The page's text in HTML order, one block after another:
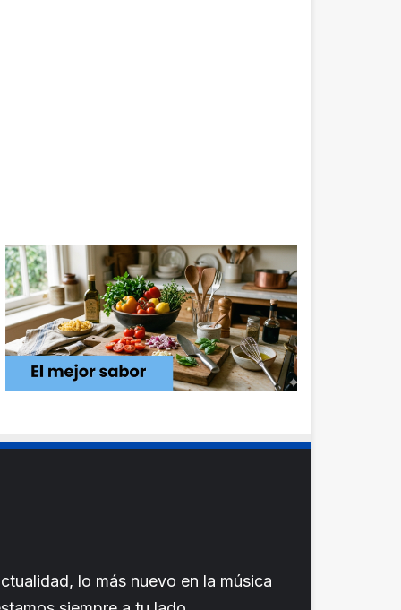
lo más nuevo en la música